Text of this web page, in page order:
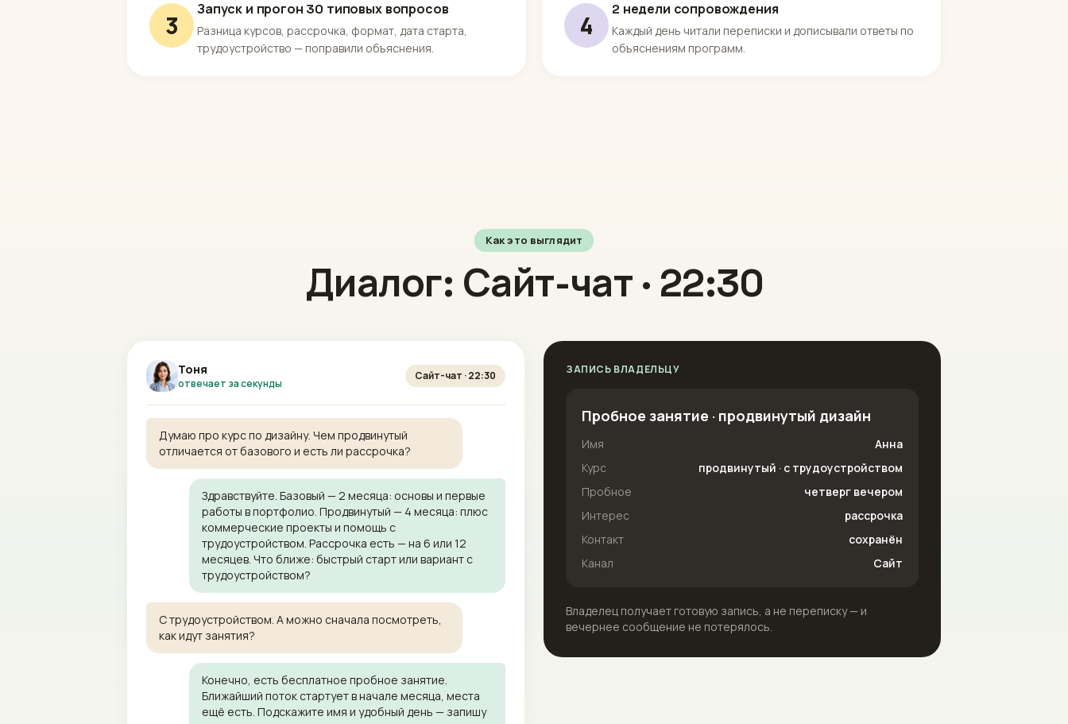
3
Запуск и прогон 30 типовых вопросов
Разница курсов, рассрочка, формат, дата старта,
трудоустройство — поправили объяснения.
4
2 недели сопровождения
Каждый день читали переписки и дописывали ответы по
объяснениям программ.
Как это выглядит
Диалог: Сайт-чат · 22:30
Тоня
отвечает за секунды
Сайт-чат · 22:30
Думаю про курс по дизайну. Чем продвинутый
отличается от базового и есть ли рассрочка?
Здравствуйте. Базовый — 2 месяца: основы и первые
работы в портфолио. Продвинутый — 4 месяца: плюс
коммерческие проекты и помощь с
трудоустройством. Рассрочка есть — на 6 или 12
месяцев. Что ближе: быстрый старт или вариант с
трудоустройством?
С трудоустройством. А можно сначала посмотреть,
как идут занятия?
Конечно, есть бесплатное пробное занятие.
Ближайший поток стартует в начале месяца, места
ещё есть. Подскажите имя и удобный день — запишу
ЗАПИСЬ ВЛАДЕЛЬЦУ
Пробное занятие · продвинутый дизайн
Имя
Анна
Курс
продвинутый · с трудоустройством
Пробное
четверг вечером
Интерес
рассрочка
Контакт
сохранён
Канал
Сайт
Владелец получает готовую запись, а не переписку — и
вечернее сообщение не потерялось.